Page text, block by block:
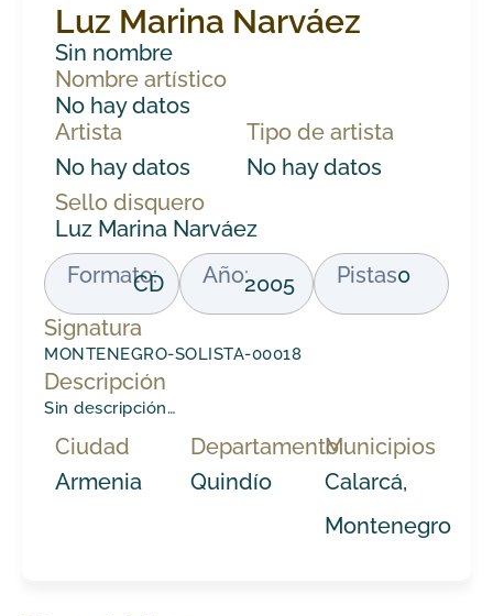
Luz Marina Narváez
Sin nombre
Nombre artístico
No hay datos
Artista
No hay datos
Tipo de artista
No hay datos
Sello disquero
Luz Marina Narváez
Formato:
CD Año:2005 Pistas0
Signatura
MONTENEGRO-SOLISTA-00018
Descripción
Sin descripción…
Ciudad
Armenia
Departamento
Quindío
Municipios
Calarcá,
Montenegro